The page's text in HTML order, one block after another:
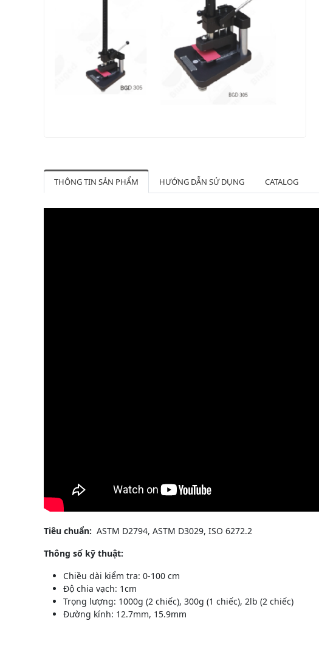
THÔNG TIN SẢN PHẨM HƯỚNG DẪN SỬ DỤNG CATALOG
Tiêu chuẩn: ASTM D2794, ASTM D3029, ISO 6272.2
Thông số kỹ thuật:
Chiều dài kiểm tra: 0-100 cm
Độ chia vạch: 1cm
Trọng lượng: 1000g (2 chiếc), 300g (1 chiếc), 2lb (2 chiếc)
Đường kính: 12.7mm, 15.9mm